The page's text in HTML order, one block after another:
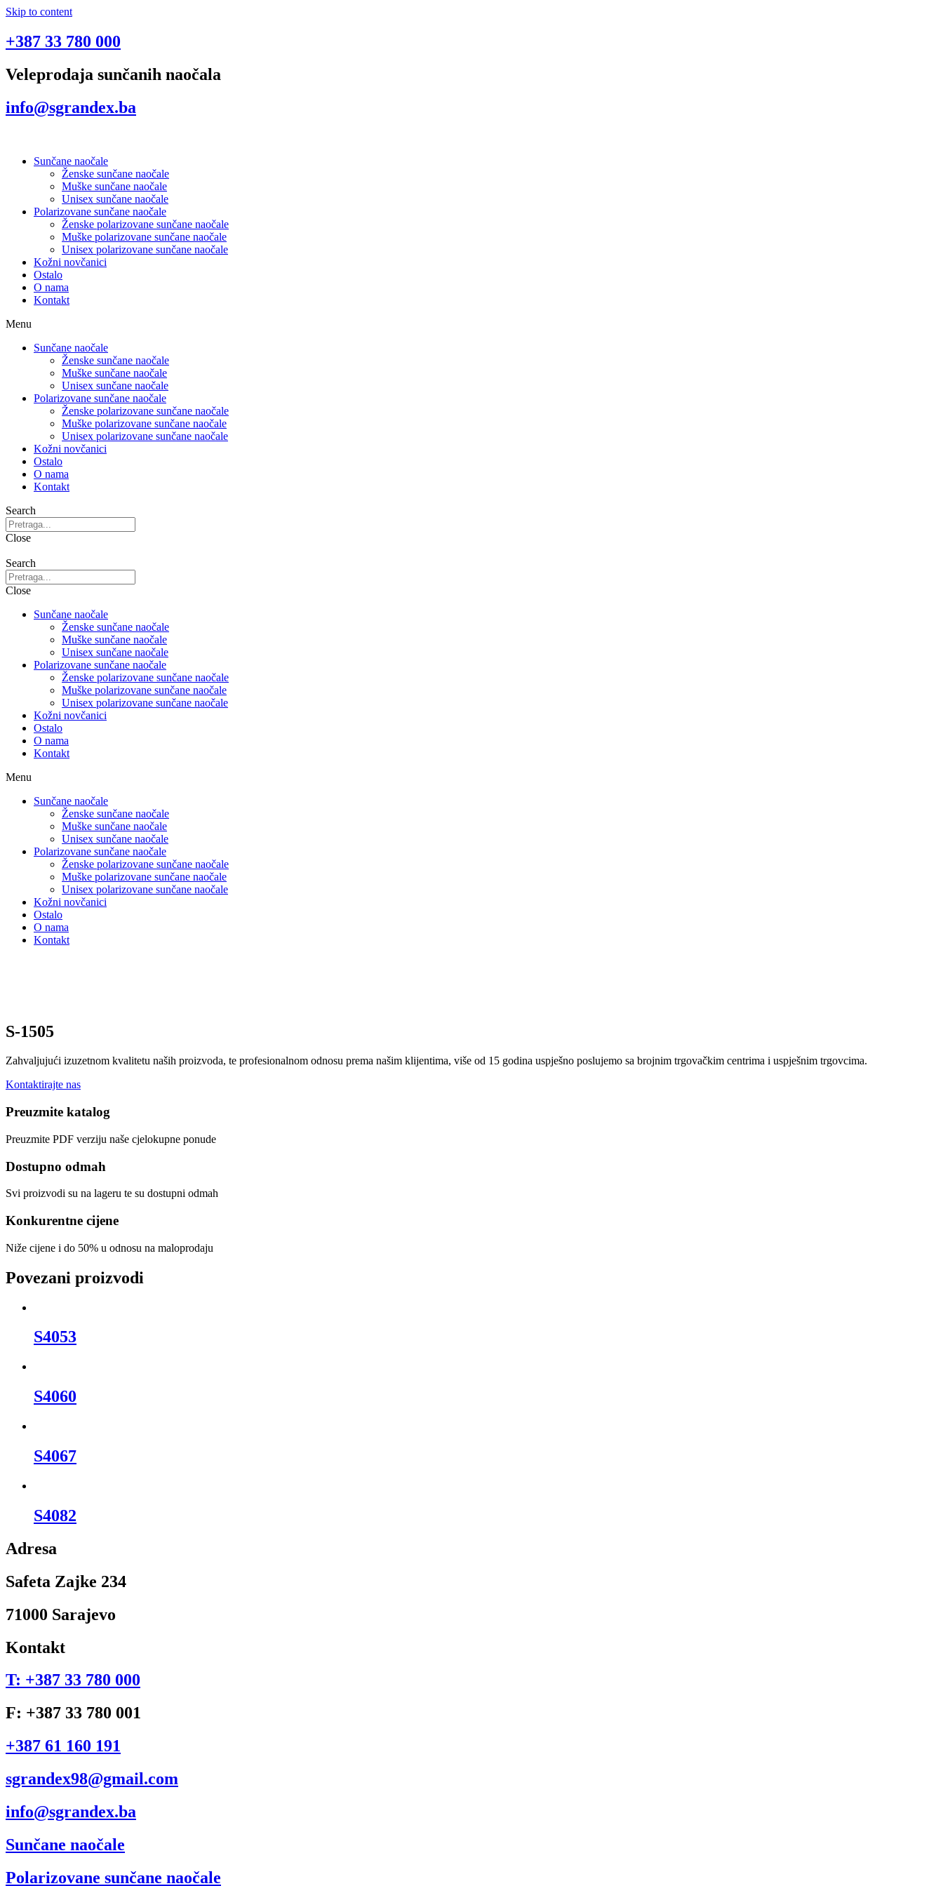
Skip to content
+387 33 780 000
Veleprodaja sunčanih naočala
info@sgrandex.ba
Sunčane naočale
Ženske sunčane naočale
Muške sunčane naočale
Unisex sunčane naočale
Polarizovane sunčane naočale
Ženske polarizovane sunčane naočale
Muške polarizovane sunčane naočale
Unisex polarizovane sunčane naočale
Kožni novčanici
Ostalo
O nama
Kontakt
Menu
Sunčane naočale
Ženske sunčane naočale
Muške sunčane naočale
Unisex sunčane naočale
Polarizovane sunčane naočale
Ženske polarizovane sunčane naočale
Muške polarizovane sunčane naočale
Unisex polarizovane sunčane naočale
Kožni novčanici
Ostalo
O nama
Kontakt
Search
Close
Search
Close
Sunčane naočale
Ženske sunčane naočale
Muške sunčane naočale
Unisex sunčane naočale
Polarizovane sunčane naočale
Ženske polarizovane sunčane naočale
Muške polarizovane sunčane naočale
Unisex polarizovane sunčane naočale
Kožni novčanici
Ostalo
O nama
Kontakt
Menu
Sunčane naočale
Ženske sunčane naočale
Muške sunčane naočale
Unisex sunčane naočale
Polarizovane sunčane naočale
Ženske polarizovane sunčane naočale
Muške polarizovane sunčane naočale
Unisex polarizovane sunčane naočale
Kožni novčanici
Ostalo
O nama
Kontakt
S-1505
Zahvaljujući izuzetnom kvalitetu naših proizvoda, te profesionalnom odnosu prema našim klijentima, više od 15 godina uspješno poslujemo sa brojnim trgovačkim centrima i uspješnim trgovcima.
Kontaktirajte nas
Preuzmite katalog
Preuzmite PDF verziju naše cjelokupne ponude
Dostupno odmah
Svi proizvodi su na lageru te su dostupni odmah
Konkurentne cijene
Niže cijene i do 50% u odnosu na maloprodaju
Povezani proizvodi
S4053
S4060
S4067
S4082
Adresa
Safeta Zajke 234
71000 Sarajevo
Kontakt
T: +387 33 780 000
F: +387 33 780 001
+387 61 160 191
sgrandex98@gmail.com
info@sgrandex.ba
Sunčane naočale
Polarizovane sunčane naočale